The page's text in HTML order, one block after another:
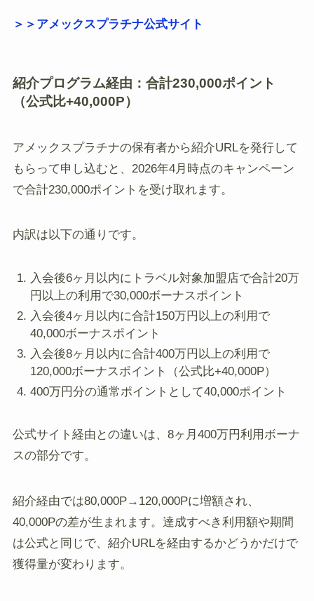
＞＞アメックスプラチナ公式サイト
紹介プログラム経由：合計230,000ポイント
（公式比+40,000P）
アメックスプラチナの保有者から紹介URLを発行して
もらって申し込むと、2026年4月時点のキャンペーン
で合計230,000ポイントを受け取れます。
内訳は以下の通りです。
入会後6ヶ月以内にトラベル対象加盟店で合計20万
円以上の利用で30,000ボーナスポイント
入会後4ヶ月以内に合計150万円以上の利用で
40,000ボーナスポイント
入会後8ヶ月以内に合計400万円以上の利用で
120,000ボーナスポイント（公式比+40,000P）
400万円分の通常ポイントとして40,000ポイント
公式サイト経由との違いは、8ヶ月400万円利用ボーナ
スの部分です。
紹介経由では80,000P→120,000Pに増額され、
40,000Pの差が生まれます。達成すべき利用額や期間
は公式と同じで、紹介URLを経由するかどうかだけで
獲得量が変わります。